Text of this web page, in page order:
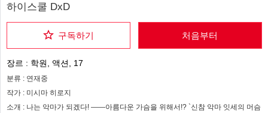
하이스쿨 DxD
구독하기 처음부터
장르 : 학원, 액션, 17
분류 : 연재중
작가 : 미시마 히로지
소개 : 나는 악마가 되겠다! ――아름다운 가슴을 위해서!? `신참 악마 잇세의 머슴